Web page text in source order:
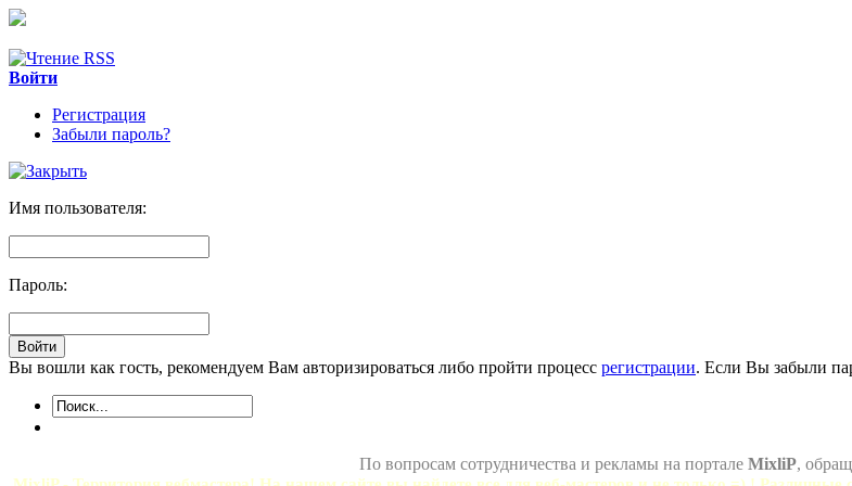
Войти
Регистрация
Забыли пароль?
Имя пользователя:
Пароль:
Вы вошли как гость, рекомендуем Вам авторизироваться либо пройти процесс регистрации. Если Вы забыли
По вопросам сотрудничества и рекламы на портале MixliP,